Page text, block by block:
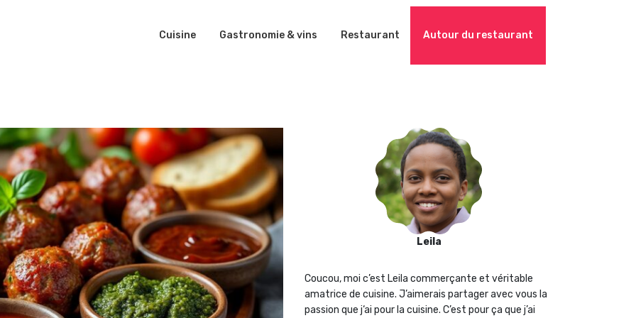
Cuisine Gastronomie & vins Restaurant Autour du restaurant
Leila
Coucou, moi c’est Leila commerçante et véritable
amatrice de cuisine. J’aimerais partager avec vous la
passion que j‘ai pour la cuisine. C’est pour ça que j’ai